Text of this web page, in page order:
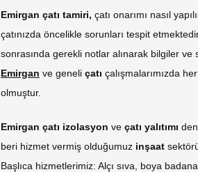
Emirgan çatı tamiri, çatı onarımı nasıl
çatınızda öncelikle sorunları tespit
sonrasında gerekli notlar alınarak bilgiler
Emirgan ve geneli çatı çalışmalarımızda
olmuştur.
Emirgan çatı izolasyon ve çatı yalıtımı
beri hizmet vermiş olduğumuz inşaat
Başlıca hizmetlerimiz: Alçı sıva, boya